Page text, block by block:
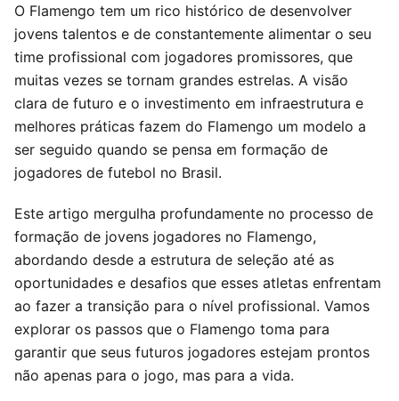
O Flamengo tem um rico histórico de desenvolver
jovens talentos e de constantemente alimentar o seu
time profissional com jogadores promissores, que
muitas vezes se tornam grandes estrelas. A visão
clara de futuro e o investimento em infraestrutura e
melhores práticas fazem do Flamengo um modelo a
ser seguido quando se pensa em formação de
jogadores de futebol no Brasil.
Este artigo mergulha profundamente no processo de
formação de jovens jogadores no Flamengo,
abordando desde a estrutura de seleção até as
oportunidades e desafios que esses atletas enfrentam
ao fazer a transição para o nível profissional. Vamos
explorar os passos que o Flamengo toma para
garantir que seus futuros jogadores estejam prontos
não apenas para o jogo, mas para a vida.